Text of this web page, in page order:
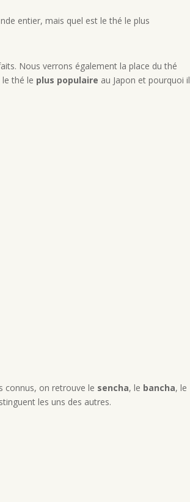
entier, mais quel est le thé le plus
Nous verrons également la place du thé
le thé le plus populaire au Japon et pourquoi il
connus, on retrouve le sencha, le bancha, le
les uns des autres.